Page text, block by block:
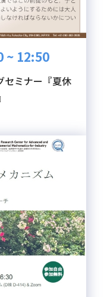
~ 12:50
セミナー『夏休